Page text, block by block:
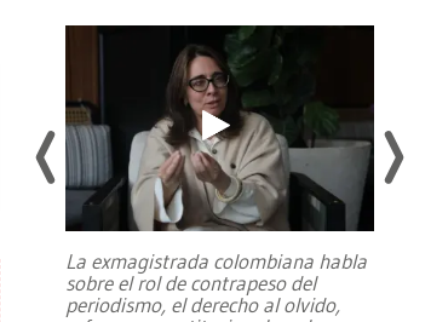
La exmagistrada colombiana habla
sobre el rol de contrapeso del
periodismo, el derecho al olvido,